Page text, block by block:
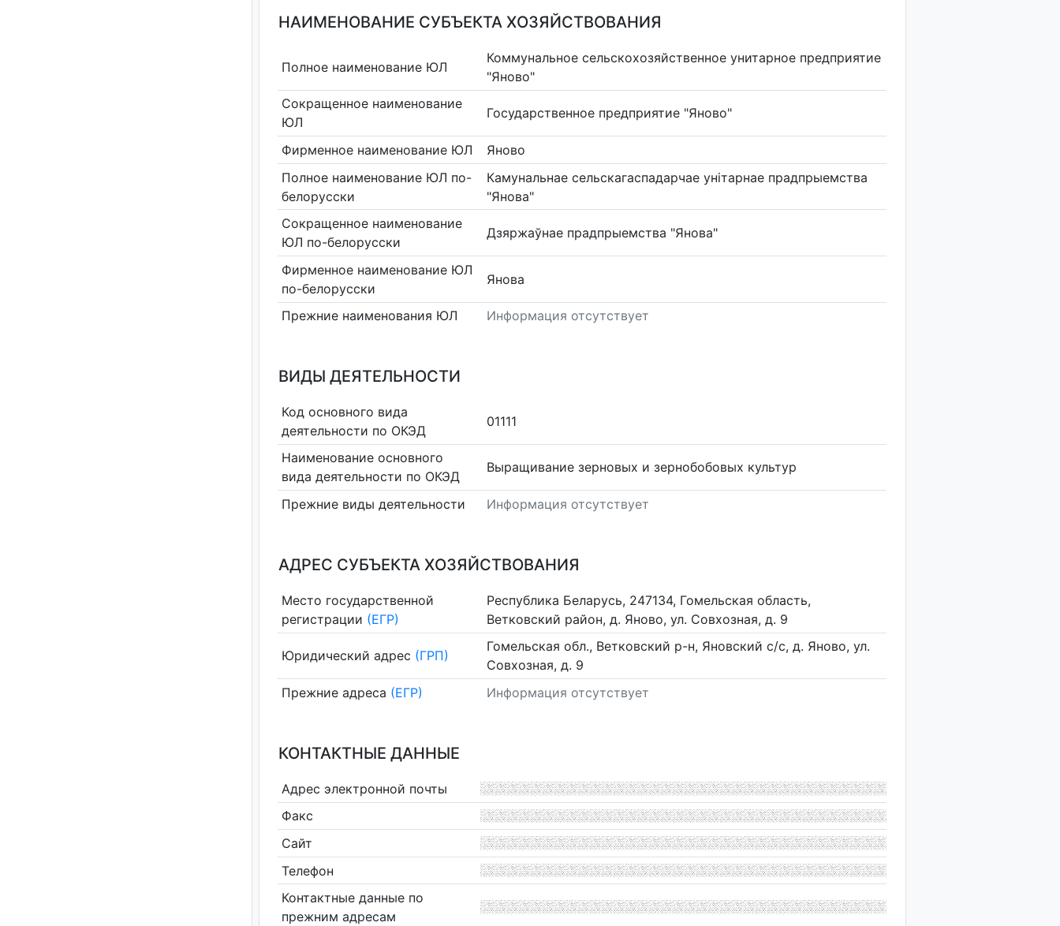
НАИМЕНОВАНИЕ СУБЪЕКТА ХОЗЯЙСТВОВАНИЯ
Полное наименование ЮЛ
Коммунальное сельскохозяйственное унитарное предприятие
"Яново"
Сокращенное наименование
ЮЛ
Государственное предприятие "Яново"
Фирменное наименование ЮЛ
Яново
Полное наименование ЮЛ по-
белорусски
Камунальнае сельскагаспадарчае унітарнае прадпрыемства
"Янова"
Сокращенное наименование
ЮЛ по-белорусски
Дзяржаўнае прадпрыемства "Янова"
Фирменное наименование ЮЛ
по-белорусски
Янова
Прежние наименования ЮЛ Информация отсутствует
ВИДЫ ДЕЯТЕЛЬНОСТИ
Код основного вида
деятельности по ОКЭД
01111
Наименование основного
вида деятельности по ОКЭД
Выращивание зерновых и зернобобовых культур
Прежние виды деятельности Информация отсутствует
АДРЕС СУБЪЕКТА ХОЗЯЙСТВОВАНИЯ
Место государственной
регистрации (ЕГР)
Республика Беларусь, 247134, Гомельская область,
Ветковский район, д. Яново, ул. Совхозная, д. 9
Юридический адрес (ГРП)
Гомельская обл., Ветковский р-н, Яновский с/с, д. Яново, ул.
Совхозная, д. 9
Прежние адреса (ЕГР) Информация отсутствует
КОНТАКТНЫЕ ДАННЫЕ
Адрес электронной почты
Факс
Сайт
Телефон
Контактные данные по
прежним адресам